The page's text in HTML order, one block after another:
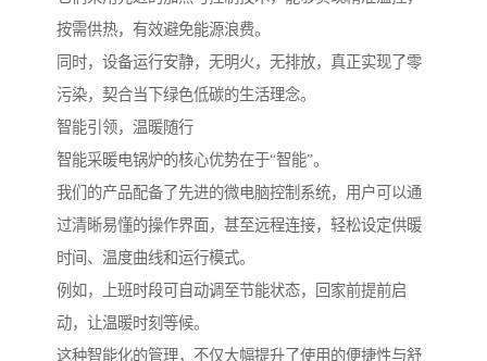
按需供热，有效避免能源浪费。
同时，设备运行安静，无明火，无排放，真正实现了零
污染，契合当下绿色低碳的生活理念。
智能引领，温暖随行
智能采暖电锅炉的核心优势在于“智能”。
我们的产品配备了先进的微电脑控制系统，用户可以通
过清晰易懂的操作界面，甚至远程连接，轻松设定供暖
时间、温度曲线和运行模式。
例如，上班时段可自动调至节能状态，回家前提前启
动，让温暖时刻等候。
这种智能化的管理，不仅大幅提升了使用的便捷性与舒